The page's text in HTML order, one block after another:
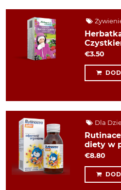
€3.50
Dla
diety w
€8.80